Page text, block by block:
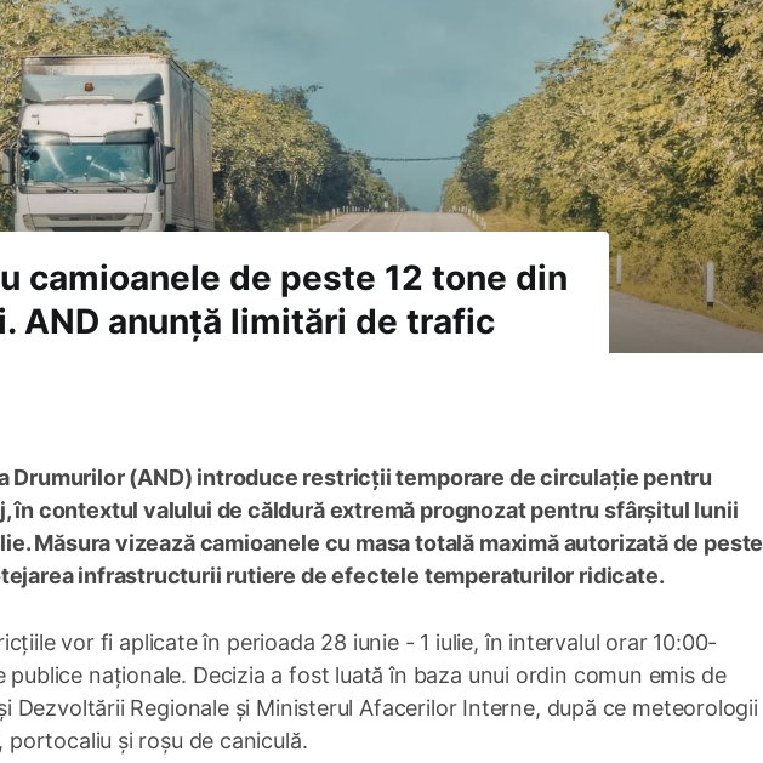
camioanele de peste 12 tone din
AND anunță limitări de trafic
Drumurilor (AND) introduce restricții temporare de circulație pentru
în contextul valului de căldură extremă prognozat pentru sfârșitul lunii
Măsura vizează camioanele cu masa totală maximă autorizată de peste
infrastructurii rutiere de efectele temperaturilor ridicate.
vor fi aplicate în perioada 28 iunie - 1 iulie, în intervalul orar 10:00-
naționale. Decizia a fost luată în baza unui ordin comun emis de
Dezvoltării Regionale și Ministerul Afacerilor Interne, după ce meteorologii
și roșu de caniculă.